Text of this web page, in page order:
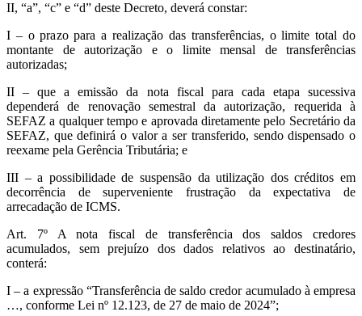
II, “a”, “c” e “d” deste Decreto, deverá constar:
I – o prazo para a realização das transferências, o limite total do
montante de autorização e o limite mensal de transferências
autorizadas;
II – que a emissão da nota fiscal para cada etapa sucessiva
dependerá de renovação semestral da autorização, requerida à
SEFAZ a qualquer tempo e aprovada diretamente pelo Secretário da
SEFAZ, que definirá o valor a ser transferido, sendo dispensado o
reexame pela Gerência Tributária; e
III – a possibilidade de suspensão da utilização dos créditos em
decorrência de superveniente frustração da expectativa de
arrecadação de ICMS.
Art. 7º A nota fiscal de transferência dos saldos credores
acumulados, sem prejuízo dos dados relativos ao destinatário,
conterá:
I – a expressão “Transferência de saldo credor acumulado à empresa
…, conforme Lei nº 12.123, de 27 de maio de 2024”;